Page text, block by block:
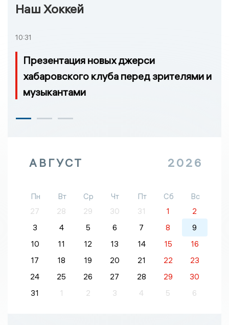
Наш Хоккей
10:31
Презентация новых джерси
хабаровского клуба перед зрителями и
музыкантами
АВГУСТ 2026
Пн Вт Ср Чт Пт Сб
Вс
27
28 29 30 31 1
2
3
4 5 6 7 8
9
10
11 12 13 14 15
16
17
18 19 20 21 22
23
24
25 26 27 28 29
30
31
1 2 3 4 5 6